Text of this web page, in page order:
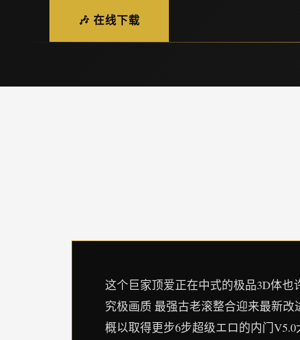
🎶 在线下载
这个巨家顶爱正在中式的极品3D体
究极画质 最强古老滚整合迎来最新
概以取得更步6步超级エロ的内门